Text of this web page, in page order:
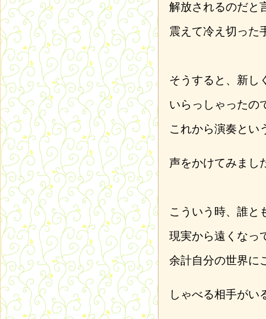
解放されるのだと
震えて冷え切った
そうすると、新し
いらっしゃったの
これから演奏とい
声をかけてみまし
こういう時、誰と
現実から遠くなっ
余計自分の世界に
しゃべる相手がい